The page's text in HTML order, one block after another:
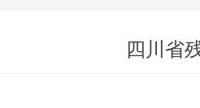
四川省